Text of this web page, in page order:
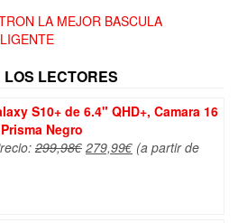
LA MEJOR BASCULA
LOS LECTORES
S10+ de 6.4" QHD+, Camara 16
Negro
299,98€ El
279,99€El(a partir de